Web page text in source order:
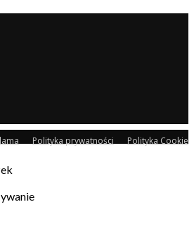
Polityka prywatności Polityka Cookie